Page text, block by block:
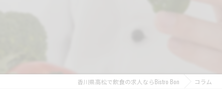
香川県高松で飲食の求人ならBistro Bon コラム